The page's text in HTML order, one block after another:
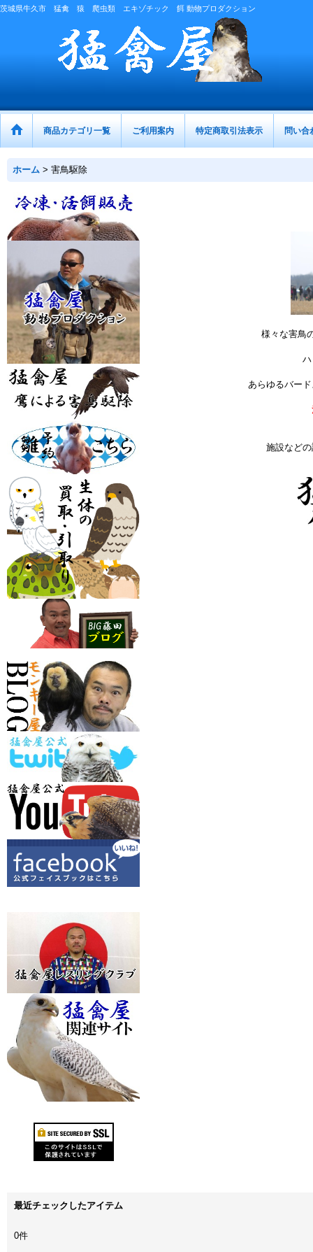
茨城県牛久市 猛禽 猿 爬虫類 エキゾチック 餌 動物プロダクション
商品カテゴリ一覧 ご利用案内 特定商取引法表示 問い合
ホーム > 害鳥駆除
様々な害鳥
あらゆるバー
施設など
最近チェックしたアイテム
0件